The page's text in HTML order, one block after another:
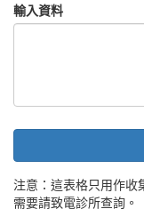
輸入資料
注意：這表格只用作
需要請致電診所查詢。